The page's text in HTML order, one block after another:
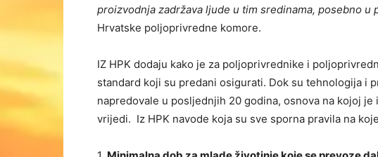
proizvodnja zadržava ljude u tim sredinama, posebno u
Hrvatske poljoprivredne komore.
IZ HPK dodaju kako je za poljoprivrednike i
standard koji su predani osigurati. Dok su tehnologija i
napredovale u posljednjih 20 godina, osnova na kojoj
vrijedi. Iz HPK navode koja su sve sporna pravila na